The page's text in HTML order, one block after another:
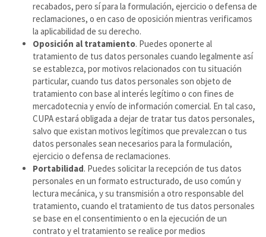
recabados, pero sí para la formulación, ejercicio o defensa de
reclamaciones, o en caso de oposición mientras verificamos
la aplicabilidad de su derecho.
Oposición al tratamiento. Puedes oponerte al
tratamiento de tus datos personales cuando legalmente así
se establezca, por motivos relacionados con tu situación
particular, cuando tus datos personales son objeto de
tratamiento con base al interés legítimo o con fines de
mercadotecnia y envío de información comercial. En tal caso,
CUPA estará obligada a dejar de tratar tus datos personales,
salvo que existan motivos legítimos que prevalezcan o tus
datos personales sean necesarios para la formulación,
ejercicio o defensa de reclamaciones.
Portabilidad. Puedes solicitar la recepción de tus datos
personales en un formato estructurado, de uso común y
lectura mecánica, y su transmisión a otro responsable del
tratamiento, cuando el tratamiento de tus datos personales
se base en el consentimiento o en la ejecución de un
contrato y el tratamiento se realice por medios